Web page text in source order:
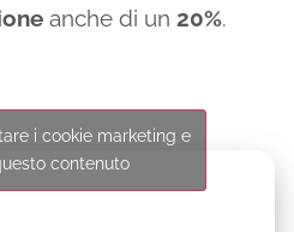
anche di un 20%.
i cookie marketing e
contenuto